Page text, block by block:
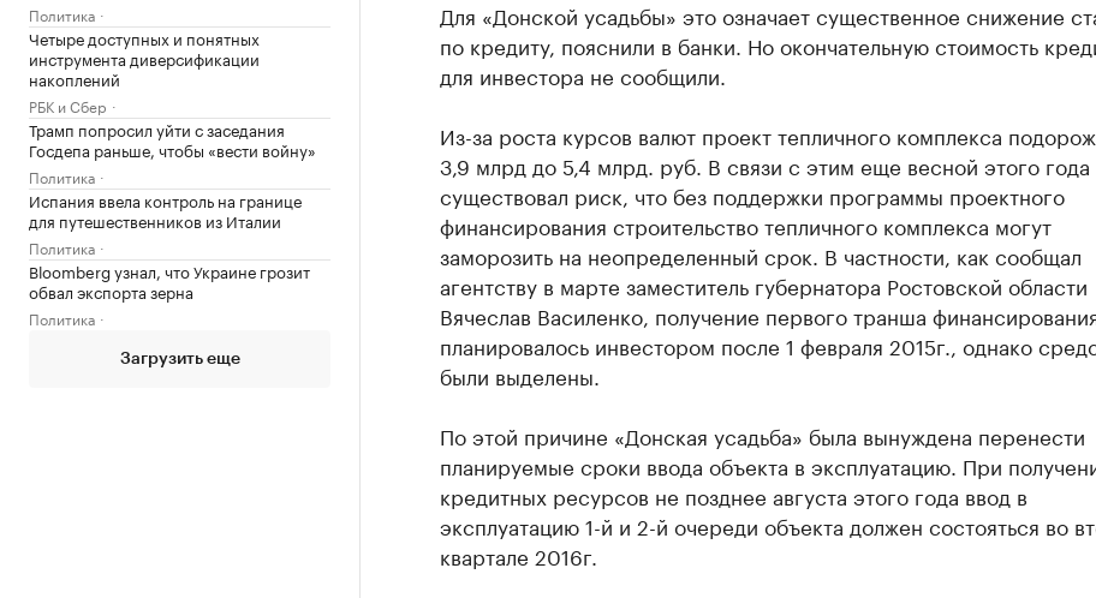
Политика
Четыре доступных и понятных
инструмента диверсификации
накоплений
РБК и Сбер
Трамп попросил уйти с заседания
Госдепа раньше, чтобы «вести войну»
Политика
Испания ввела контроль на границе
для путешественников из Италии
Политика
Bloomberg узнал, что Украине грозит
обвал экспорта зерна
Политика
Загрузить еще
Для «Донской усадьбы» это означает существенное снижение
по кредиту, пояснили в банки. Но окончательную стоимость
для инвестора не сообщили.
Из-за роста курсов валют проект тепличного комплекса
3,9 млрд до 5,4 млрд. руб. В связи с этим еще весной этого года
существовал риск, что без поддержки программы проектного
финансирования строительство тепличного комплекса могут
заморозить на неопределенный срок. В частности, как сообщал
агентству в марте заместитель губернатора Ростовской области
Вячеслав Василенко, получение первого транша
планировалось инвестором после 1 февраля 2015г., однако
были выделены.
По этой причине «Донская усадьба» была вынуждена перенести
планируемые сроки ввода объекта в эксплуатацию. При
кредитных ресурсов не позднее августа этого года ввод в
эксплуатацию 1-й и 2-й очереди объекта должен состояться во
квартале 2016г.